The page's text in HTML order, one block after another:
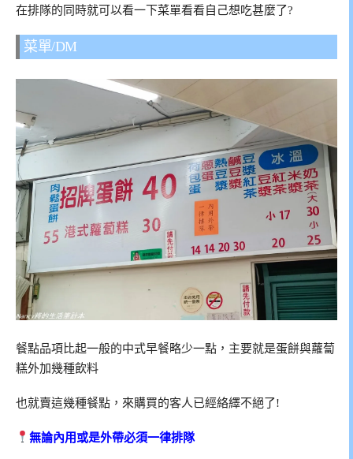
在排隊的同時就可以看一下菜單看看自己想吃甚麼了?
菜單/DM
餐點品項比起一般的中式早餐略少一點，主要就是蛋餅與蘿蔔
糕外加幾種飲料
也就賣這幾種餐點，來購買的客人已經絡繹不絕了!
無論內用或是外帶必須一律排隊